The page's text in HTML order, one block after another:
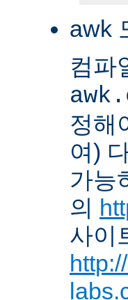
awk
컴파
정해
여)
가능
의
사이